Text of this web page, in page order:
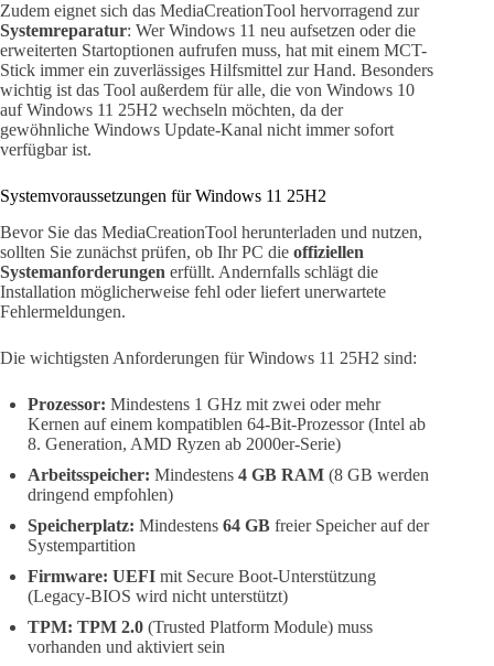
Zudem eignet sich das MediaCreationTool hervorragend zur
Systemreparatur: Wer Windows 11 neu aufsetzen oder die
erweiterten Startoptionen aufrufen muss, hat mit einem MCT-
Stick immer ein zuverlässiges Hilfsmittel zur Hand. Besonders
wichtig ist das Tool außerdem für alle, die von Windows 10
auf Windows 11 25H2 wechseln möchten, da der
gewöhnliche Windows Update-Kanal nicht immer sofort
verfügbar ist.
Systemvoraussetzungen für Windows 11 25H2
Bevor Sie das MediaCreationTool herunterladen und nutzen,
sollten Sie zunächst prüfen, ob Ihr PC die offiziellen
Systemanforderungen erfüllt. Andernfalls schlägt die
Installation möglicherweise fehl oder liefert unerwartete
Fehlermeldungen.
Die wichtigsten Anforderungen für Windows 11 25H2 sind:
Prozessor: Mindestens 1 GHz mit zwei oder mehr
Kernen auf einem kompatiblen 64-Bit-Prozessor (Intel ab
8. Generation, AMD Ryzen ab 2000er-Serie)
Arbeitsspeicher: Mindestens 4 GB RAM (8 GB werden
dringend empfohlen)
Speicherplatz: Mindestens 64 GB freier Speicher auf der
Systempartition
Firmware: UEFI mit Secure Boot-Unterstützung
(Legacy-BIOS wird nicht unterstützt)
TPM: TPM 2.0 (Trusted Platform Module) muss
vorhanden und aktiviert sein